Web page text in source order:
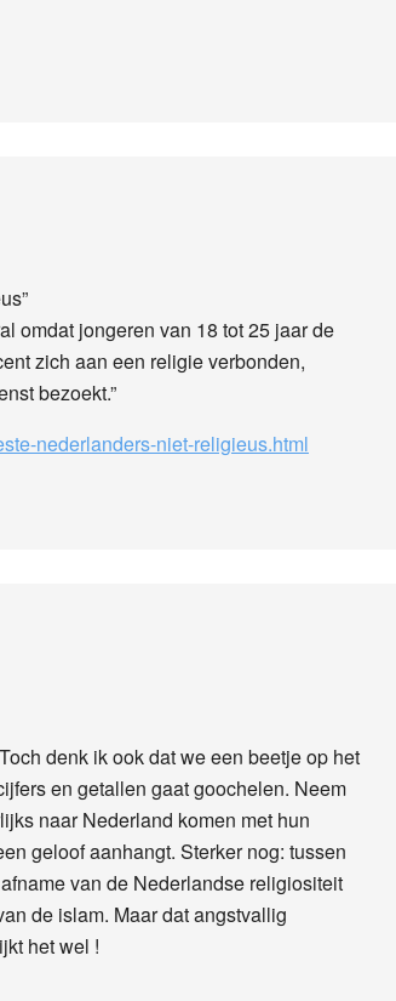
omdat jongeren van 18 tot 25 jaar de
zich aan een religie verbonden,
bezoekt.”
nederlanders-niet-religieus.html
denk ik ook dat we een beetje op het
en getallen gaat goochelen. Neem
naar Nederland komen met hun
geloof aanhangt. Sterker nog: tussen
van de Nederlandse religiositeit
de islam. Maar dat angstvallig
het wel !